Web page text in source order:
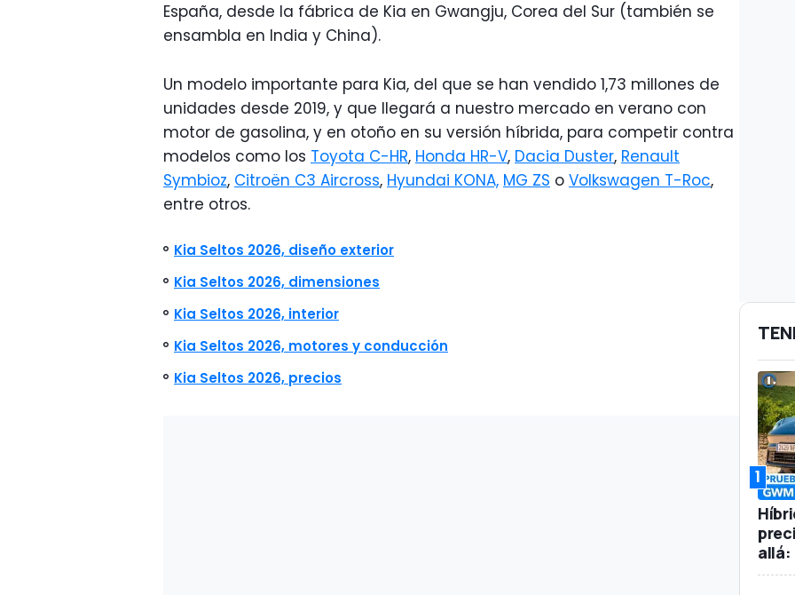
España, desde la fábrica de Kia en Gwangju, Corea del Sur (también se
ensambla en India y China).
Un modelo importante para Kia, del que se han vendido 1,73 millones de
unidades desde 2019, y que llegará a nuestro mercado en verano con
motor de gasolina, y en otoño en su versión híbrida, para competir contra
modelos como los Toyota C-HR, Honda HR-V, Dacia Duster, Renault
Symbioz, Citroën C3 Aircross, Hyundai KONA, MG ZS o Volkswagen T-Roc,
entre otros.
Kia Seltos 2026, diseño exterior
Kia Seltos 2026, dimensiones
Kia Seltos 2026, interior
Kia Seltos 2026, motores y conducción
Kia Seltos 2026, precios
1
allá: